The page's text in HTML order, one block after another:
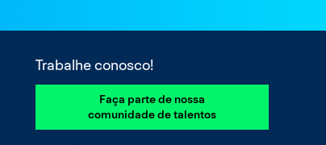
Trabalhe conosco!
Faça parte de nossa
comunidade de talentos